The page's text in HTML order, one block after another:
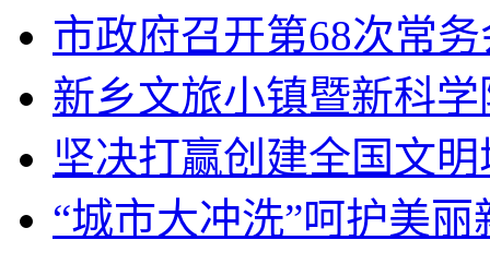
市政府召开第68次常
新乡文旅小镇暨新科
坚决打赢创建全国文
“城市大冲洗”呵护美丽